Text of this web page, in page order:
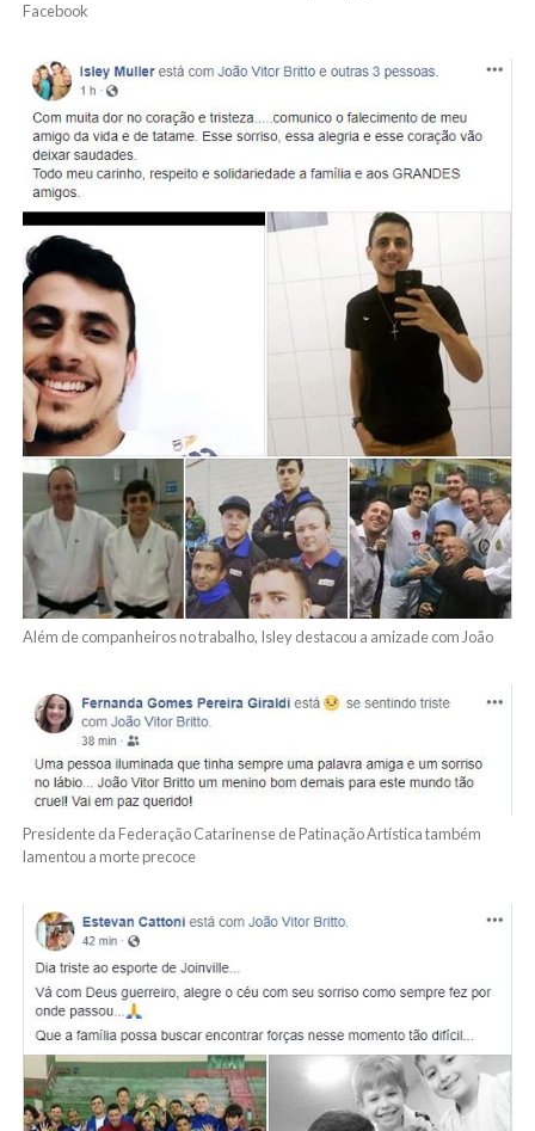
Facebook
Além de companheiros no trabalho, Isley destacou a amizade com João
Presidente da Federação Catarinense de Patinação Artística também
lamentou a morte precoce